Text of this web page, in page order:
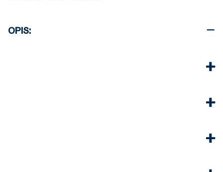
OPIS: